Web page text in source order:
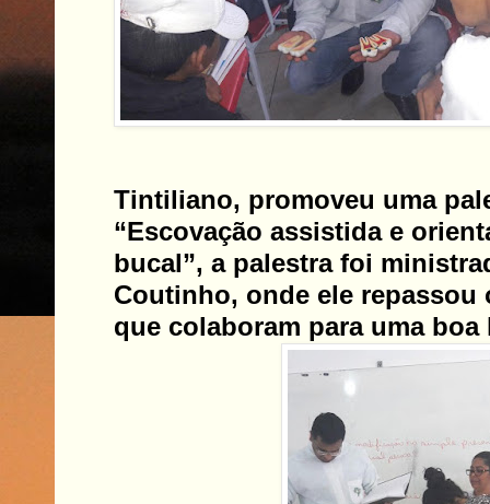
Tintiliano, promoveu uma
“Escovação assistida e
bucal”, a palestra foi
Coutinho, onde ele repassou
que colaboram para uma